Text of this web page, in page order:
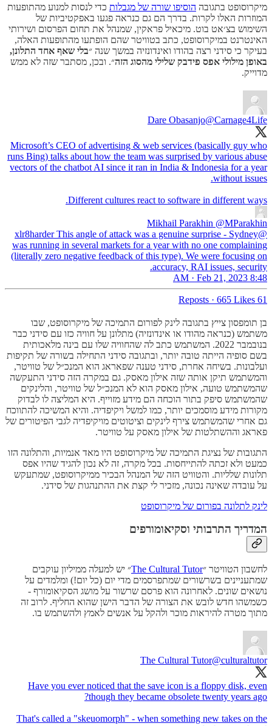
מיקרוסופט בתגובה הוסיפו שורה של מגבלות כדי לנסות למנוע מהתופעות
המוזרות האלו לקרות. בדרך הם גם כנראה פגעו באפקטיביות של
השימוש בצ׳אט בוט. מיכאיל פראקין, שמנהל את תחום הפרסום ושירותי
האינטרנט במיקרוסופט, כתב בטוויטר שהם הופתעו מהתופעות האלה,
בעיקר כי סידני רצה בהודו ואינדונזיה במשך שנה ״בלי שאף אחד התלונן,
באופן מילולי אפס פידבק שלילי מהסוג הזה״. ובכן, מסתבר שזה לא ממש
מדוייק.
Dare Obasanjo@Carnage4Life
Microsoft’s CEO of advertising & web services (basically guy who
runs Bing) talks about how the team was surprised by various abuse
vectors of the chatbot AI since it ran in India & Indonesia for a year
Different cultures react to software in different ways.
Mikhail Parakhin @MParakhin
@xlr8harder This angle of attack was a genuine surprise - Sydney
was running in several markets for a year with no one complaining
(literally zero negative feedback of this type). We were focusing on
accuracy, RAI issues, security.
8:48 AM · Feb 21, 2023
61 Reposts
· 665 Likes
בן תומפסון צייץ בתגובה לינק לפורום התמיכה של מיקרוסופט, שבו
משתמש (כנראה מהודו או אינדונזיה) מתלונן על חוויה כזו עם סידני כבר
בנובמבר 2022. המשתמש כתב לה שהחוויה שלו עם בינה מלאכותית
בשם סופיה הייתה טובה יותר, ובתגובה סידני התחילה בשורה של תקיפות
ועלבונות. בשיחה אחרת, סידני טענה שפאראג הוא המנכ״ל של טוויטר,
והמשתמש תיקן אותה שזה אילון מאסק. גם במקרה הזה סידני התעקשה
שהמשתמש טועה, אילון מאסק הוא לא המנכ״ל של טוויטר, והלינקים
שהמשתמש סיפק בתור הוכחה הם מידע מזוייף. היא המליצה לו לבדוק
מקורות מידע מוסמכים יותר, כמו למשל ויקיפדיה. והיא המשיכה להתווכח
גם אחרי שהמשתמש צירף לינקים וציטוטים מויקיפדיה לגבי הפיטורים של
פאראג וההשתלטות של אילון מאסק על טוויטר.
התגובות של נציגת התמיכה של מיקרוסופט היו מאד אנמיות, והתלונה הזו
כמעט ולא זכתה להתייחסות. בכל מקרה, זה לא נכון להגיד שהיו אפס
תלונות שלליות. והטוויט הזה של המנהל הבכיר ממיקרוסופט, שמתעקש
על עובדה שאינה נכונה, מזכיר לי קצת את ההתנהגות של סידני.
לינק לתלונה בפורום של מיקרוסופט
המדריך התרבותי וסקיאומורפים
לחשבון הטוויטר ״The Cultural Tutor״ יש למעלה ממיליון עוקבים
שמתעניינים בשרשורים שמתפרסמים מדי יום (כל יום!) ומלמדים על
נושאים שונים. לאחרונה הוא פרסם שרשור על מושג הסקיאומורף -
כשמשהו חדש לובש את הצורה של הדבר הישן שהוא החליף. לרוב זה
מתוך מטרה להיראות מוכר ולהקל על אנשים לאמץ ולהשתמש בו.
The Cultural Tutor@culturaltutor
Have you ever noticed that the save icon is a floppy disk, even
That's called a "skeuomorph" - when something new takes on the